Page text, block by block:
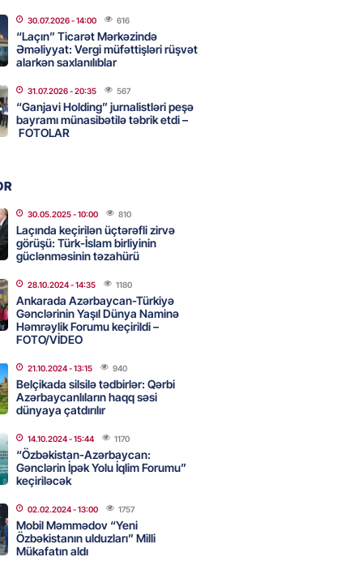
İDDİA: Şimali Koreya
120 ballistik raket yerləşdirib
- 15:15 88
musiqi terapevti
unudulmaz sənət gecəsinə
Azərbaycan ərazisini
qarşı istifadəyə imkan
- 14:45
mənzil almaq istəyənlər
imkanları var?
- 14:30 80
ofisi Pezeşkianın istefası
iddiaları təkzib etdi
- 14:15
canlıların hücumu başlayıb?
30.07.2026- 14:00 616
“Laçın” Ticarət Mərkəzində
Əməliyyat: Vergi müfəttişləri rüşvət
alarkən saxlanılıblar
31.07.2026- 20:35 567
“Ganjavi Holding” jurnalistləri peşə
bayramı münasibətilə təbrik etdi –
FOTOLAR
30.05.2025- 10:00 810
Laçında keçirilən üçtərəfli zirvə
görüşü: Türk-İslam birliyinin
güclənməsinin təzahürü
28.10.2024- 14:35 1180
Ankarada Azərbaycan-Türkiyə
Gənclərinin Yaşıl Dünya Naminə
Həmrəylik Forumu keçirildi –
FOTO/VİDEO
21.10.2024- 13:15 940
Belçikada silsilə tədbirlər: Qərbi
Azərbaycanlıların haqq səsi
dünyaya çatdırılır
14.10.2024- 15:44 1170
“Özbəkistan-Azərbaycan:
Gənclərin İpək Yolu İqlim Forumu”
keçiriləcək
02.02.2024- 13:00 1757
Mobil Məmmədov “Yeni
Özbəkistanın ulduzları” Milli
Mükafatın aldı